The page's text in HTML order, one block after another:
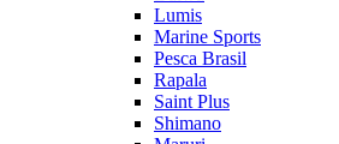
Lumis
Marine Sports
Pesca Brasil
Rapala
Saint Plus
Shimano